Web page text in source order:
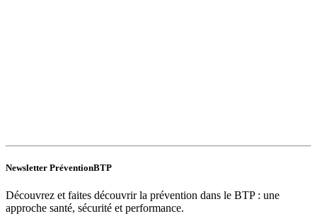
Newsletter PréventionBTP
Découvrez et faites découvrir la prévention dans le BTP : une
approche santé, sécurité et performance.